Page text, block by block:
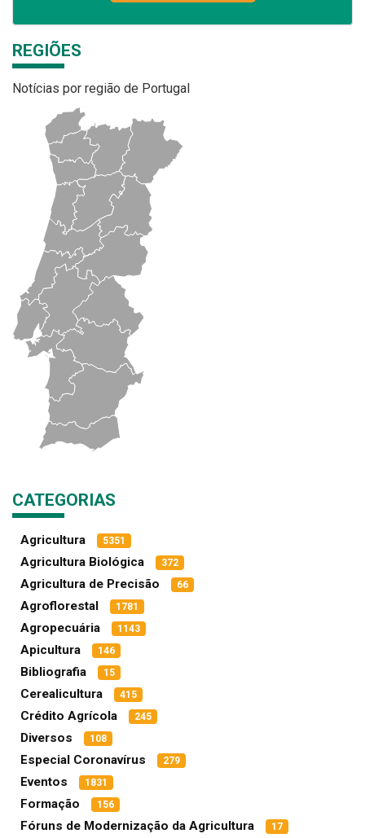
REGIÕES
Notícias por região de Portugal
CATEGORIAS
Agricultura 5351
Agricultura Biológica 372
Agricultura de Precisão 66
Agroflorestal 1781
Agropecuária 1143
Apicultura 146
Bibliografia 15
Cerealicultura 415
Crédito Agrícola 245
Diversos 108
Especial Coronavírus 279
Eventos 1831
Formação 156
Fóruns de Modernização da Agricultura 17